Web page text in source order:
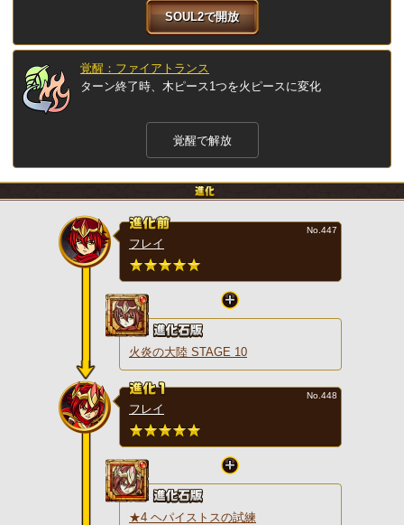
SOUL2で開放
覚醒：ファイアトランス
ターン終了時、木ピース1つを火ピースに変化
覚醒で解放
フレイ
No.447
火炎の大陸 STAGE 10
フレイ
No.448
★4 ヘパイストスの試練